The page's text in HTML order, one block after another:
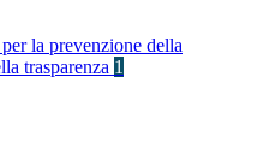
la prevenzione della
trasparenza 1